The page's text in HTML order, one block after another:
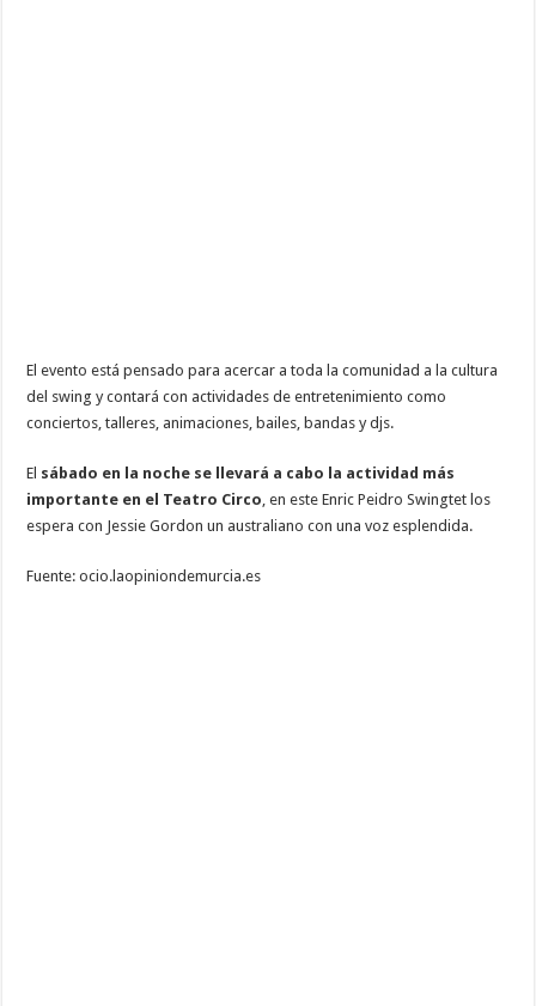
El evento está pensado para acercar a toda la comunidad a la cultura
del swing y contará con actividades de entretenimiento como
conciertos, talleres, animaciones, bailes, bandas y djs.
El sábado en la noche se llevará a cabo la actividad más
importante en el Teatro Circo , en este Enric Peidro Swingtet los
espera con Jessie Gordon un australiano con una voz esplendida.
Fuente: ocio.laopiniondemurcia.es